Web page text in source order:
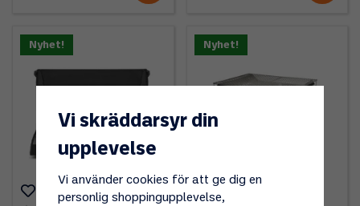
Nyhet! Nyhet!
Vi skräddarsyr din
upplevelse
Vi använder cookies för att ge dig en
personlig shoppingupplevelse,